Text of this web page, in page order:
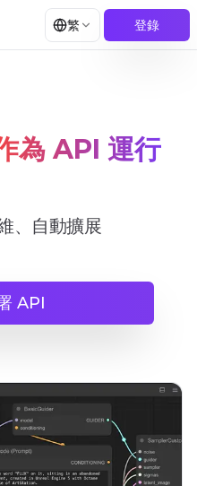
繁 登錄
為 API 運行
、自動擴展
API